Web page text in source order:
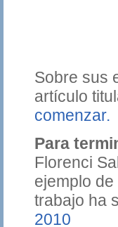
Sobre sus
artículo
comenzar.
Para
Florenci
ejemplo
trabajo ha
2010